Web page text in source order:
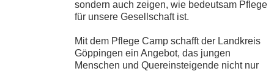
sondern auch zeigen, wie bedeutsam Pflege
für unsere Gesellschaft ist.
Mit dem Pflege Camp schafft der Landkreis
Göppingen ein Angebot, das jungen
Menschen und Quereinsteigende nicht nur